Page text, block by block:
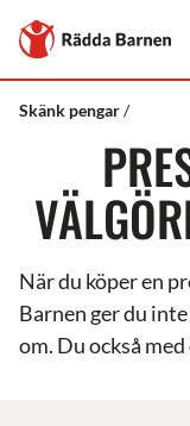
Till
Rädda
Barnens
Rädda
Skänk pengar
Presenttips
När du köper en
Barnen ger du
om. Du också